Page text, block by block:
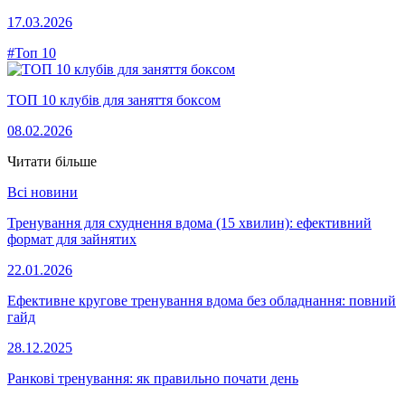
17.03.2026
#Топ 10
ТОП 10 клубів для заняття боксом
08.02.2026
Читати більше
Всі новини
Тренування для схуднення вдома (15 хвилин): ефективний
формат для зайнятих
22.01.2026
Ефективне кругове тренування вдома без обладнання: повний
гайд
28.12.2025
Ранкові тренування: як правильно почати день